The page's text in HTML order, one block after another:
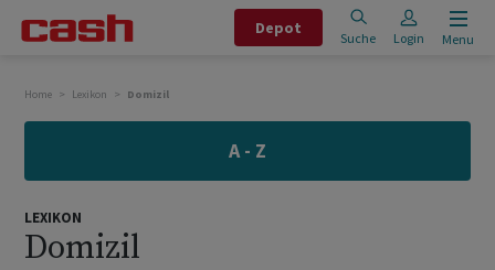
Depot
Suche Login Menu
Home Lexikon Domizil
A - Z
LEXIKON
Domizil